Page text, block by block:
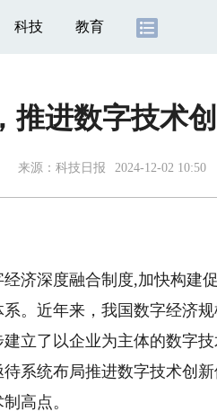
科技 教育
推进数字技术
来源： 科技日报 2024-12-02 10:50
济深度融合制度,加快构建
。近年来，我国数字经济
立了以企业为主体的数字
系统布局推进数字技术创新
高点。